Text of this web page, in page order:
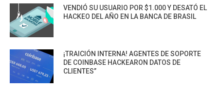
VENDIÓ SU USUARIO POR $1.000 Y DESATÓ EL
HACKEO DEL AÑO EN LA BANCA DE BRASIL
¡TRAICIÓN INTERNA! AGENTES DE SOPORTE
DE COINBASE HACKEARON DATOS DE
CLIENTES”